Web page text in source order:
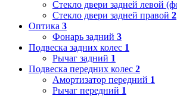
Стекло двери задней левой
Стекло двери задней правой 2
Оптика 3
Фонарь задний 3
Подвеска задних колес 1
Рычаг задний 1
Подвеска передних колес 2
Амортизатор передний 1
Рычаг передний 1